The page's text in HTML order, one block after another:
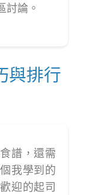
討論。
與排行
譜，還需
我學到的
迎的起司